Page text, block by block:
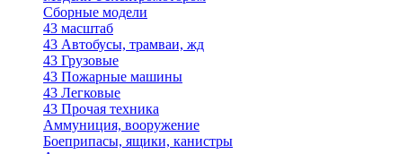
Сборные модели
43 масштаб
43 Автобусы, трамваи, жд
43 Грузовые
43 Пожарные машины
43 Легковые
43 Прочая техника
Аммуниция, вооружение
Боеприпасы, ящики, канистры